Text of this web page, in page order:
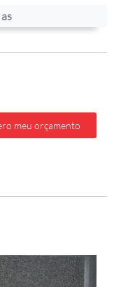
meu orçamento